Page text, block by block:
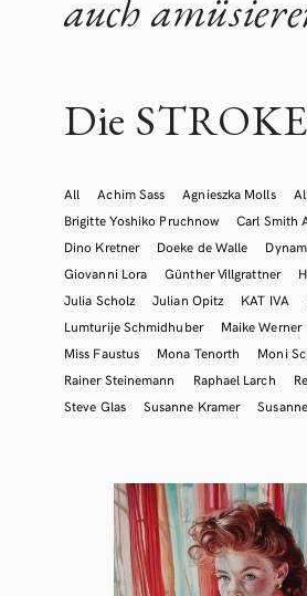
auch
Die
All Achim Sass Agnieszka Molls
Brigitte Yoshiko Pruchnow
Carl Smith
Dino Kretner
Doeke de Walle
Giovanni Lora
Günther Villgrattner
Julia Scholz
Julian Opitz KAT IVA
Lumturije Schmidhuber
Maike Werner
Miss Faustus
Mona Tenorth Moni
Rainer Steinemann
Raphael Larch
Steve Glas
Susanne Kramer